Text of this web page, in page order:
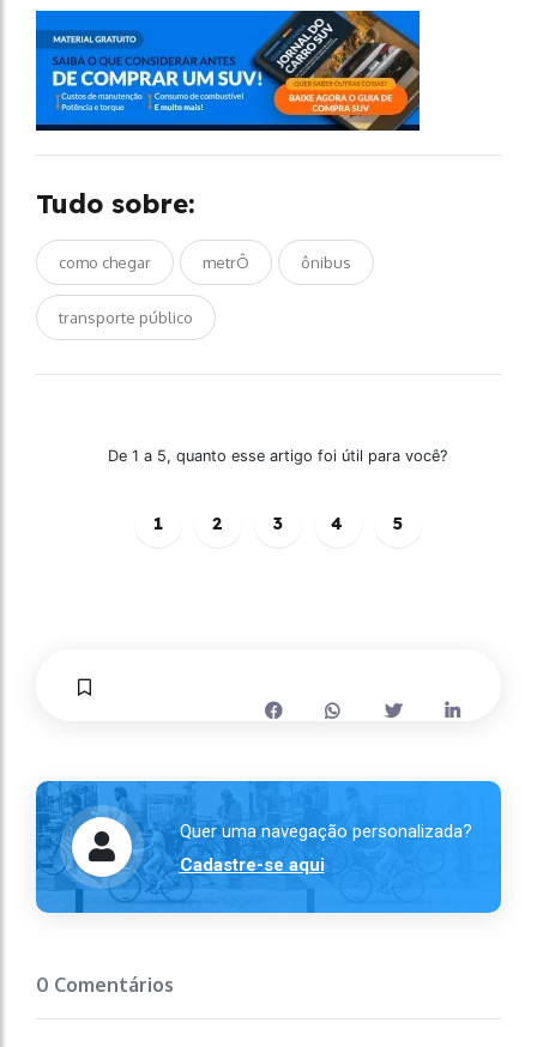
Tudo sobre:
como chegar metrÔ ônibus
transporte público
De 1 a 5, quanto esse artigo foi útil para você?
1 2 3 4 5
Quer uma navegação personalizada?
Cadastre-se aqui
0 Comentários